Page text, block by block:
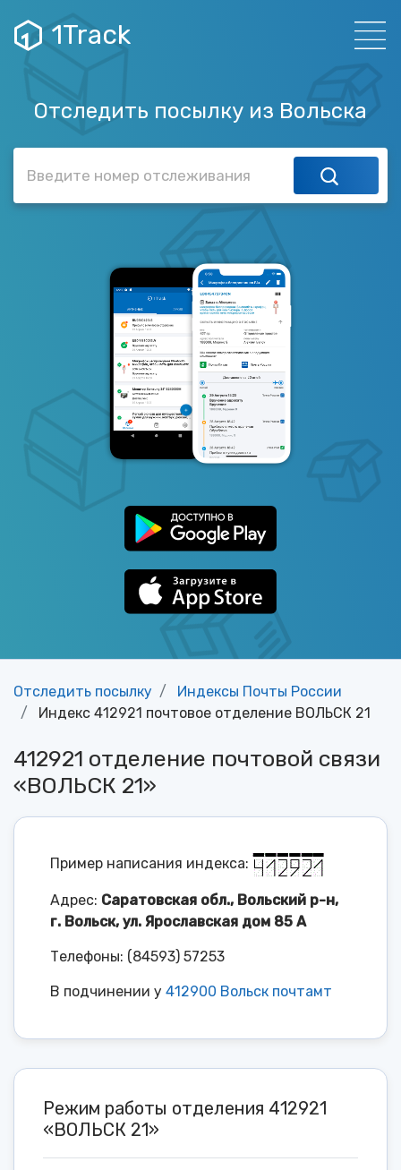
1Track
Отследить посылку из Вольска
Отследить посылку
Индексы Почты России
Индекс 412921 почтовое отделение ВОЛЬСК 21
412921 отделение почтовой связи
«ВОЛЬСК 21»
Пример написания индекса:
Адрес: Саратовская обл., Вольский р-н,
г. Вольск, ул. Ярославская дом 85 А
Телефоны: (84593) 57253
В подчинении у 412900 Вольск почтамт
Режим работы отделения 412921
«ВОЛЬСК 21»